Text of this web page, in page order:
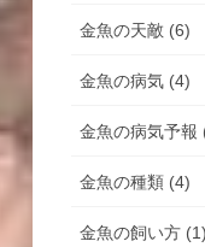
金魚の天敵 (6)
金魚の病気 (4)
金魚の病気予報
金魚の種類 (4)
金魚の飼い方 (1)